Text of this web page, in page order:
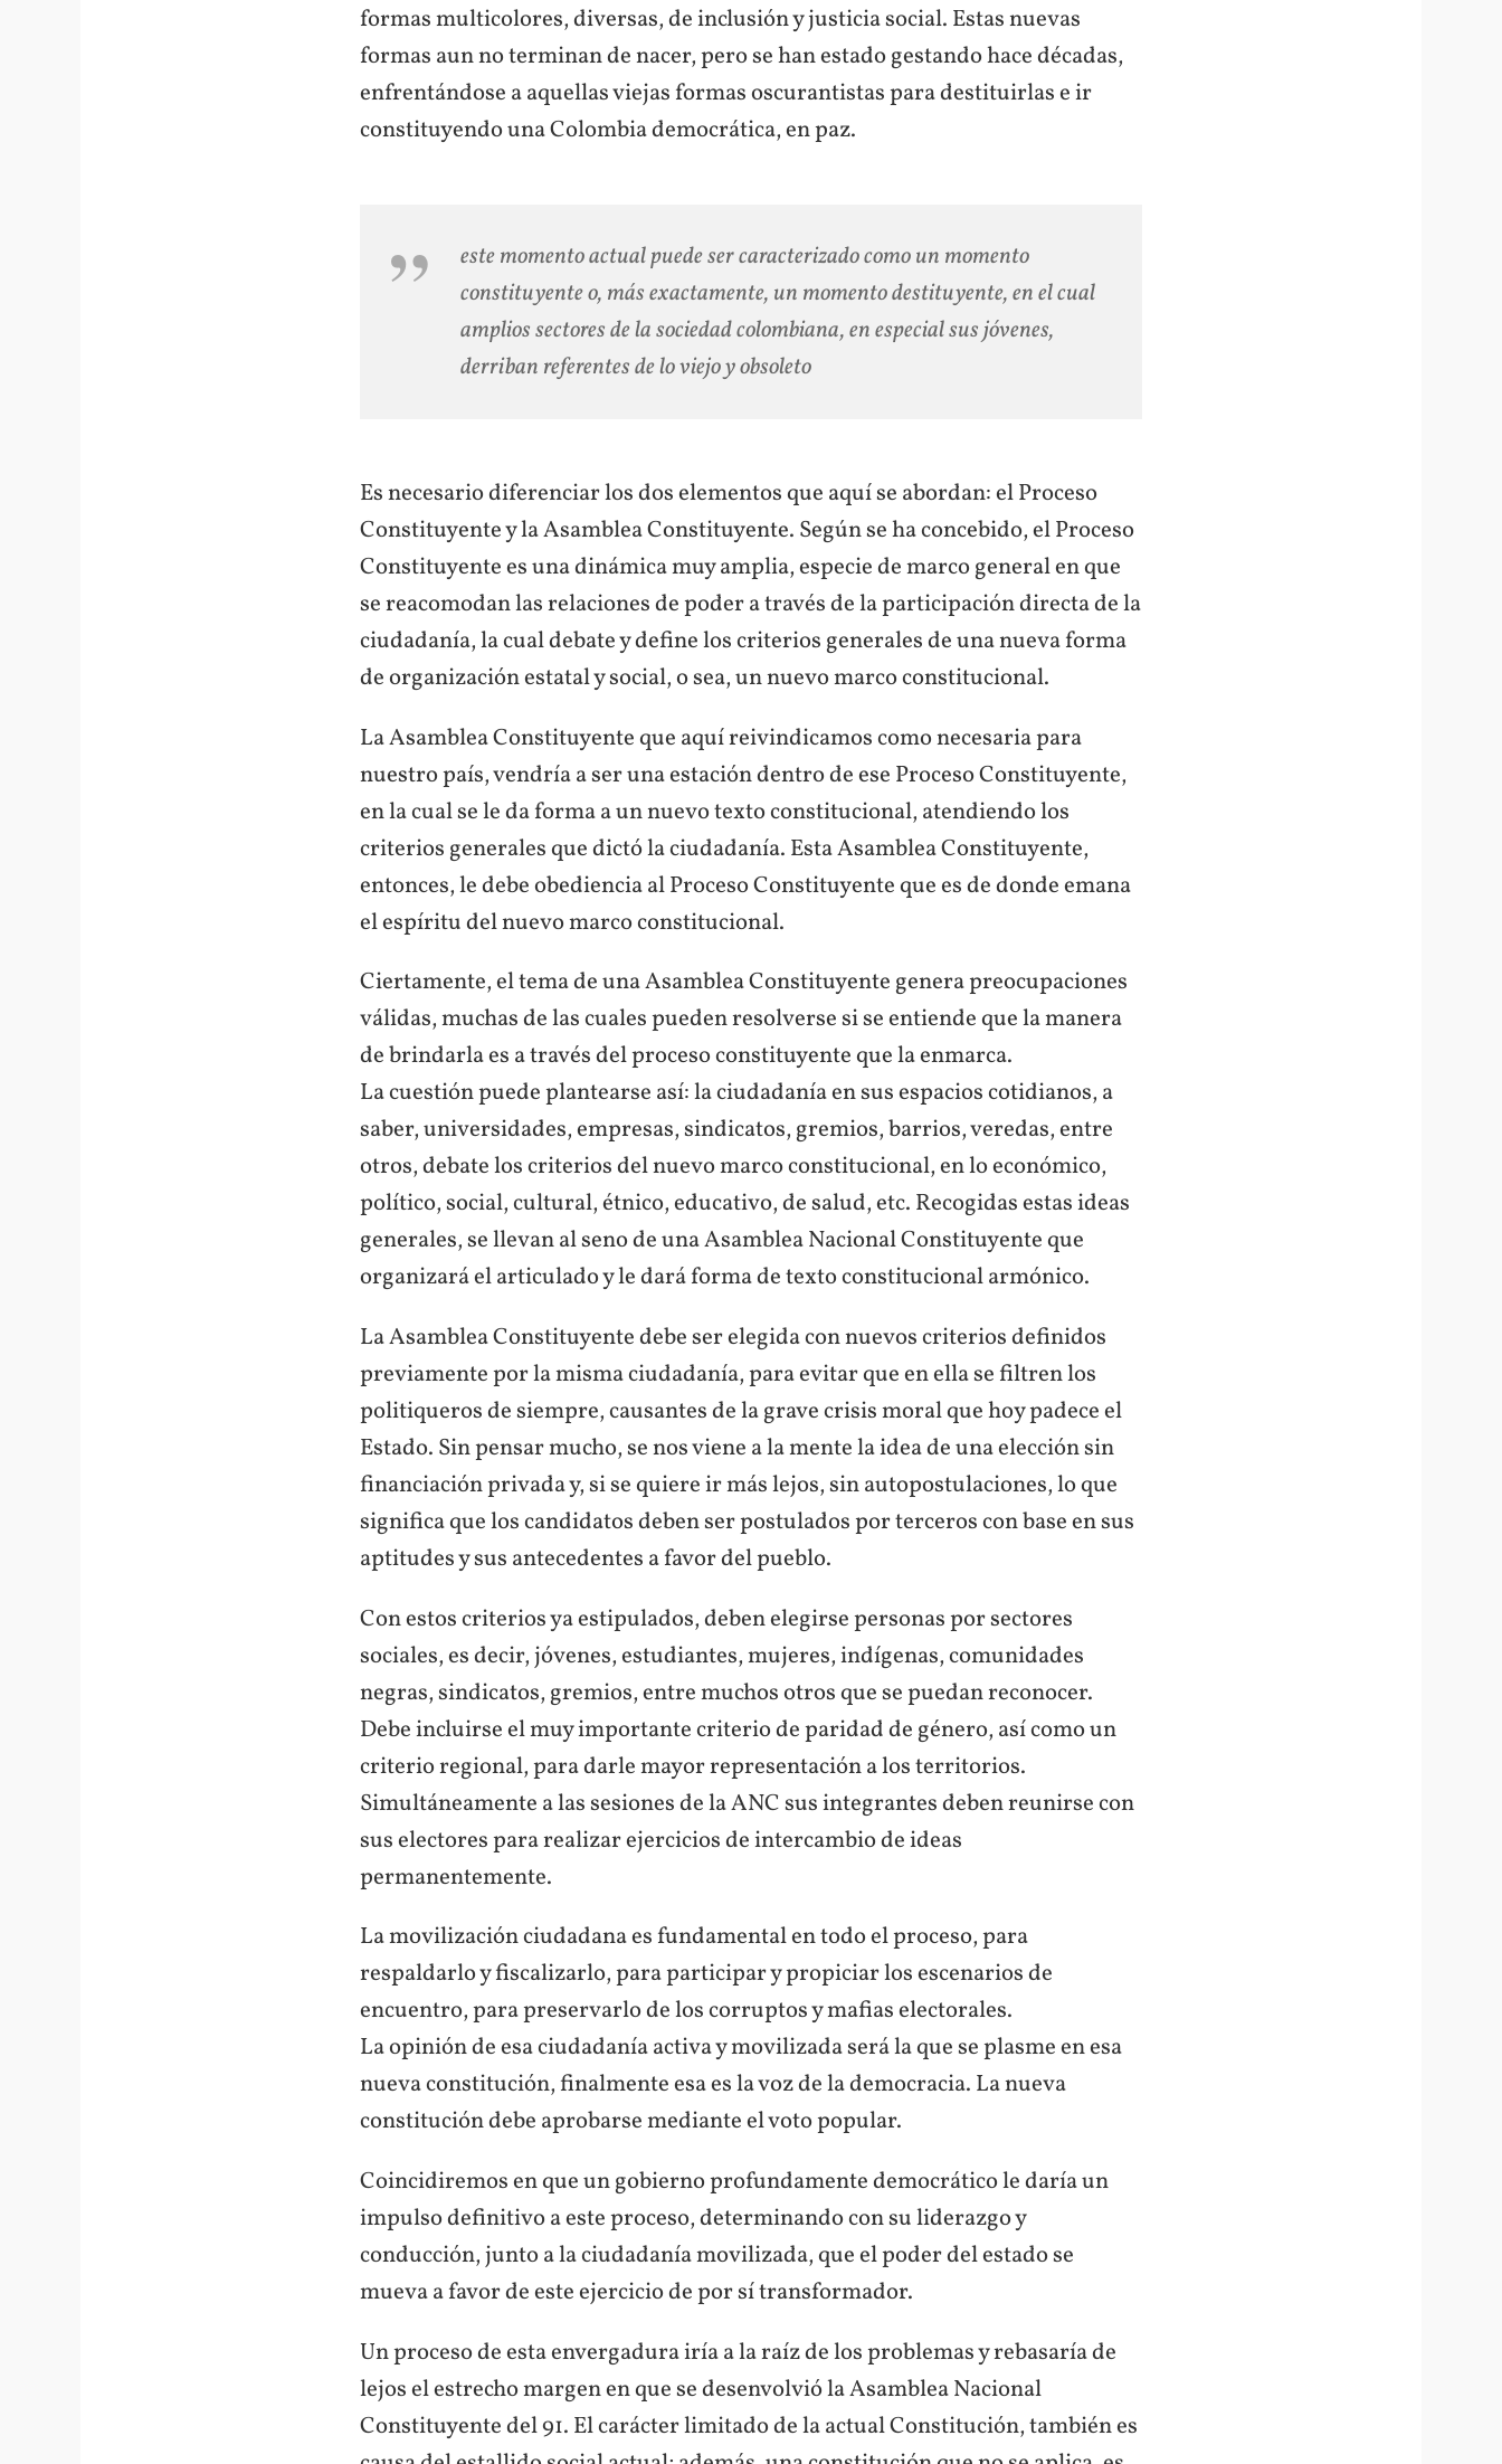
formas multicolores, diversas, de inclusión y justicia social. Estas nuevas
formas aun no terminan de nacer, pero se han estado gestando hace décadas,
enfrentándose a aquellas viejas formas oscurantistas para destituirlas e ir
constituyendo una Colombia democrática, en paz.
este momento actual puede ser caracterizado como un momento
constituyente o, más exactamente, un momento destituyente, en el cual
amplios sectores de la sociedad colombiana, en especial sus jóvenes,
derriban referentes de lo viejo y obsoleto
Es necesario diferenciar los dos elementos que aquí se abordan: el Proceso
Constituyente y la Asamblea Constituyente. Según se ha concebido, el Proceso
Constituyente es una dinámica muy amplia, especie de marco general en que
se reacomodan las relaciones de poder a través de la participación directa de la
ciudadanía, la cual debate y define los criterios generales de una nueva forma
de organización estatal y social, o sea, un nuevo marco constitucional.
La Asamblea Constituyente que aquí reivindicamos como necesaria para
nuestro país, vendría a ser una estación dentro de ese Proceso Constituyente,
en la cual se le da forma a un nuevo texto constitucional, atendiendo los
criterios generales que dictó la ciudadanía. Esta Asamblea Constituyente,
entonces, le debe obediencia al Proceso Constituyente que es de donde emana
el espíritu del nuevo marco constitucional.
Ciertamente, el tema de una Asamblea Constituyente genera preocupaciones
válidas, muchas de las cuales pueden resolverse si se entiende que la manera
de brindarla es a través del proceso constituyente que la enmarca.
La cuestión puede plantearse así: la ciudadanía en sus espacios cotidianos, a
saber, universidades, empresas, sindicatos, gremios, barrios, veredas, entre
otros, debate los criterios del nuevo marco constitucional, en lo económico,
político, social, cultural, étnico, educativo, de salud, etc. Recogidas estas ideas
generales, se llevan al seno de una Asamblea Nacional Constituyente que
organizará el articulado y le dará forma de texto constitucional armónico.
La Asamblea Constituyente debe ser elegida con nuevos criterios definidos
previamente por la misma ciudadanía, para evitar que en ella se filtren los
politiqueros de siempre, causantes de la grave crisis moral que hoy padece el
Estado. Sin pensar mucho, se nos viene a la mente la idea de una elección sin
financiación privada y, si se quiere ir más lejos, sin autopostulaciones, lo que
significa que los candidatos deben ser postulados por terceros con base en sus
aptitudes y sus antecedentes a favor del pueblo.
Con estos criterios ya estipulados, deben elegirse personas por sectores
sociales, es decir, jóvenes, estudiantes, mujeres, indígenas, comunidades
negras, sindicatos, gremios, entre muchos otros que se puedan reconocer.
Debe incluirse el muy importante criterio de paridad de género, así como un
criterio regional, para darle mayor representación a los territorios.
Simultáneamente a las sesiones de la ANC sus integrantes deben reunirse con
sus electores para realizar ejercicios de intercambio de ideas
permanentemente.
La movilización ciudadana es fundamental en todo el proceso, para
respaldarlo y fiscalizarlo, para participar y propiciar los escenarios de
encuentro, para preservarlo de los corruptos y mafias electorales.
La opinión de esa ciudadanía activa y movilizada será la que se plasme en esa
nueva constitución, finalmente esa es la voz de la democracia. La nueva
constitución debe aprobarse mediante el voto popular.
Coincidiremos en que un gobierno profundamente democrático le daría un
impulso definitivo a este proceso, determinando con su liderazgo y
conducción, junto a la ciudadanía movilizada, que el poder del estado se
mueva a favor de este ejercicio de por sí transformador.
Un proceso de esta envergadura iría a la raíz de los problemas y rebasaría de
lejos el estrecho margen en que se desenvolvió la Asamblea Nacional
Constituyente del 91. El carácter limitado de la actual Constitución, también es